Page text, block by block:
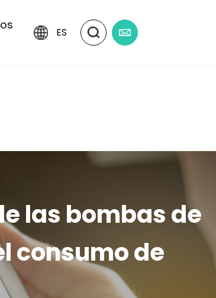
ES
las bombas de
consumo de